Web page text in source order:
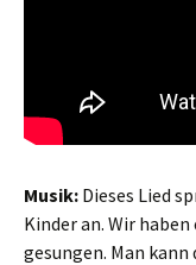
Musik: Dieses Lied
Kinder an. Wir
gesungen. Man